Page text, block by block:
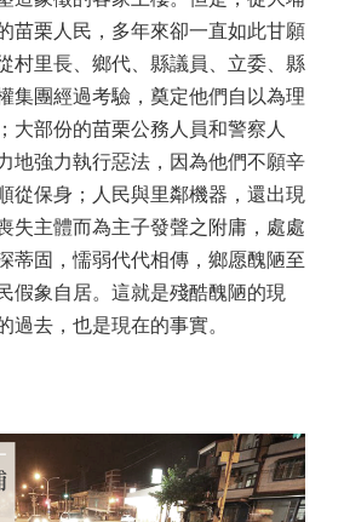
苗栗人民，多年來卻一直如此甘願
村里長、鄉代、縣議員、立委、縣
集團經過考驗，奠定他們自以為理
大部份的苗栗公務人員和警察人
地強力執行惡法，因為他們不願辛
從保身；人民與里鄰機器，還出現
失主體而為主子發聲之附庸，處處
蒂固，懦弱代代相傳，鄉愿醜陋至
假象自居。這就是殘酷醜陋的現
去，也是現在的事實。